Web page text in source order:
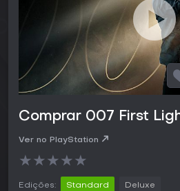
Comprar 007 First
Ver no PlayStation
★★★★★
Edições: Standard Deluxe